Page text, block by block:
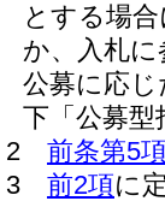
とする場
か、入札
公募に応
下「公募型
2
前条第5
3
前2項に